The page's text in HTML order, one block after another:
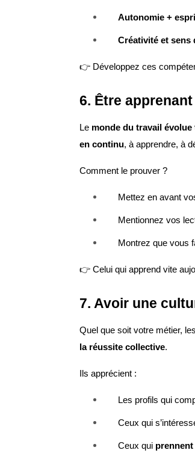
Autonomie +
Créativité et sens
👉 Développez ces
6. Être
Le monde du travail
en continu, à apprendre, à
Comment le prouver ?
Mettez en avant
Mentionnez vos
Montrez que vous
👉 Celui qui apprend vite
7. Avoir une
Quel que soit votre métier,
la réussite collective.
Ils apprécient :
Les profils qui
Ceux qui
Ceux qui